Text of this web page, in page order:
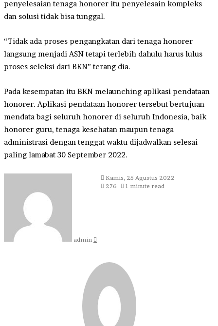
penyelesaian tenaga honorer itu penyelesain kompleks
dan solusi tidak bisa tunggal.
“Tidak ada proses pengangkatan dari tenaga honorer
langsung menjadi ASN tetapi terlebih dahulu harus lulus
proses seleksi dari BKN” terang dia.
Pada kesempatan itu BKN melaunching aplikasi pendataan
honorer. Aplikasi pendataan honorer tersebut bertujuan
mendata bagi seluruh honorer di seluruh Indonesia, baik
honorer guru, tenaga kesehatan maupun tenaga
administrasi dengan tenggat waktu dijadwalkan selesai
paling lamabat 30 September 2022.
admin
Send
an
Kamis, 25 Agustus 2022
276
1 minute read